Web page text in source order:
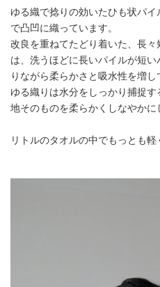
ゆる織で捻りの効いたひも状パ
で凸凹に織っています。
改良を重ねてたどり着いた、長
は、洗うほどに長いパイルが短い
りながら柔らかさと吸水性を増し
ゆる織りは水分をしっかり捕捉
地そのものを柔らかくしなやかに
リトルのタオルの中でもっとも軽